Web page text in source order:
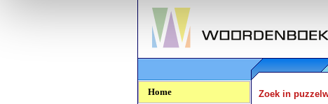
Woordenboek.NU
Home Zoek in